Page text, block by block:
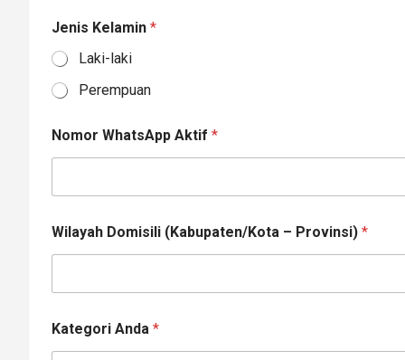
Jenis Kelamin *
Laki-laki
Perempuan
Nomor WhatsApp Aktif *
Wilayah Domisili (Kabupaten/Kota – Provinsi) *
Kategori Anda *